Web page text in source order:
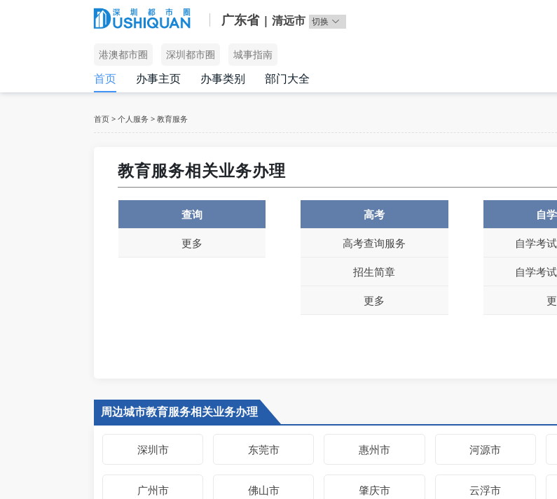
广东省 | 清远市 切换
港澳都市圈 深圳都市圈 城事指南
首页 办事主页 办事类别 部门大全
首页 > 个人服务 > 教育服务
教育服务相关业务办理
查询
更多
高考
高考查询服务
招生简章
更多
自
自学考
自学考
周边城市教育服务相关业务办理
深圳市 东莞市 惠州市 河源市
广州市 佛山市 肇庆市 云浮市